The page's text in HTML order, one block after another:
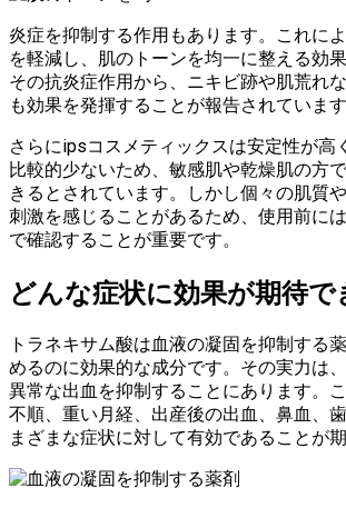
炎症を抑制する作用もあります。これに
を軽減し、肌のトーンを均一に整える効
その抗炎症作用から、ニキビ跡や肌荒れ
も効果を発揮することが報告されています
さらにipsコスメティックスは安定性が高
比較的少ないため、敏感肌や乾燥肌の方
きるとされています。しかし個々の肌質
刺激を感じることがあるため、使用前に
で確認することが重要です。
どんな症状に効果が期待
トラネキサム酸は血液の凝固を抑制する
めるのに効果的な成分です。その実力は
異常な出血を抑制することにあります。
不順、重い月経、出産後の出血、鼻血、
まざまな症状に対して有効であることが期